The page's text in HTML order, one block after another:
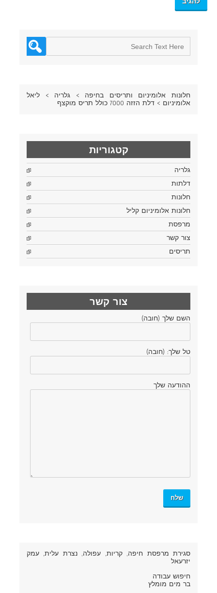
חלונות אלומיניום ותריסים בחיפה > גלריה > ליאל
אלומיניום > דלת הזזה 7000 כולל תריס מוקצף
קטגוריות
גלריה
דלתות
חלונות
חלונות אלומיניום קליל
מרפסת
צור קשר
תריסים
צור קשר
השם שלך (חובה)
טל שלך: (חובה)
ההודעה שלך
סגירת מרפסת חיפה, קריות, עפולה, נצרת עלית, עמק
יזרעאל
חיפוש עבודה
בר מים מומלץ